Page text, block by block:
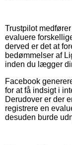
Trustpilot
evaluere
derved er det at
bedømmelser af
inden du lægger
Facebook
for at få indsigt i
Derudover er der
registrere en
desuden burde